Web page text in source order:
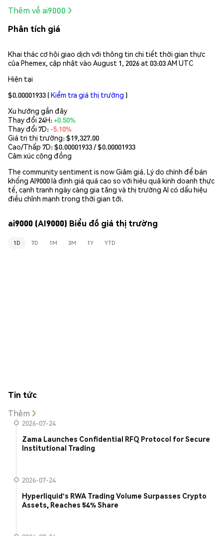
Thêm về ai9000
Phân tích giá
Khai thác cơ hội giao dịch với thông tin chi tiết thời gian thực
của Phemex, cập nhật vào August 1, 2026 at 03:03 AM UTC
Hiện tại
$0.00001933 (Kiểm tra giá thị trường )
Xu hướng gần đây
Thay đổi 24H:+0.50%
Thay đổi 7D: -5.10%
Giá trị thị trường:$19,327.00
Cao/Thấp 7D: $0.00001933/ $0.00001933
Cảm xúc cộng đồng
The community sentiment is now Giảm giá. Lý do chính để bán
khống AI9000 là định giá quá cao so với hiệu quả kinh doanh thực
tế, cạnh tranh ngày càng gia tăng và thị trường AI có dấu hiệu
điều chỉnh mạnh trong thời gian tới.
ai9000 (AI9000) Biểu đồ giá thị trường
1D 7D 1M 3M 1Y YTD
Tin tức
Thêm
2026-07-24
Zama Launches Confidential RFQ Protocol for Secure
Institutional Trading
2026-07-24
Hyperliquid's RWA Trading Volume Surpasses Crypto
Assets, Reaches 54% Share